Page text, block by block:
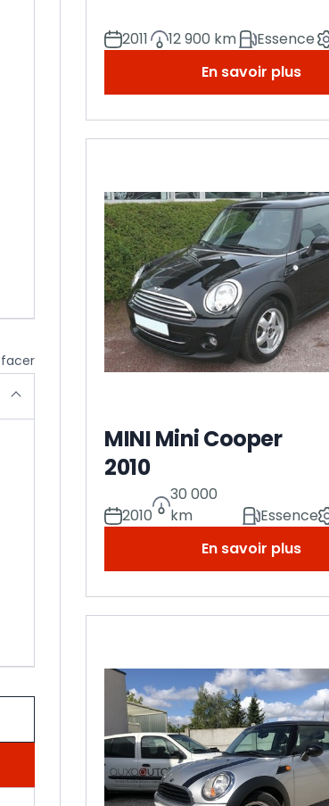
2011 12 900 km Essence
En savoir plus
MINI Mini Cooper
2010
2010
30 000
km
Essence
En savoir plus